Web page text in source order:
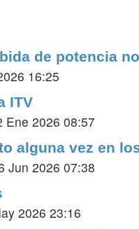
de potencia
16:25
ITV
Ene 2026 08:57
alguna vez en
Jun 2026 07:38
2026 23:16